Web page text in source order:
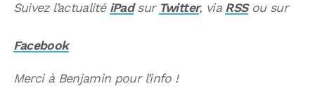
Suivez l’actualité iPadsur Twitter, via RSSou sur
Facebook
Merci à Benjamin pour l’info !